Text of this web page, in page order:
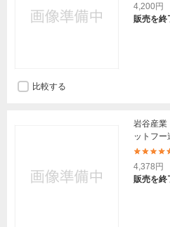
4,200円
販売を終
比較する
岩谷産
ットフー
4,378円
販売を終